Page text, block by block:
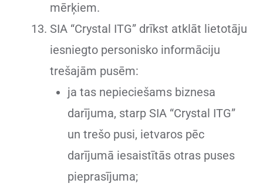
mērķiem.
SIA “Crystal ITG” drīkst atklāt lietotāju
iesniegto personisko informāciju
trešajām pusēm:
ja tas nepieciešams biznesa
darījuma, starp SIA “Crystal ITG”
un trešo pusi, ietvaros pēc
darījumā iesaistītās otras puses
pieprasījuma;